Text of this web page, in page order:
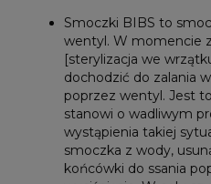
Smoczki BIBS to
wentyl. W momencie
[sterylizacja we
dochodzić do zalania
poprzez wentyl. Jest
stanowi o wadliwym
wystąpienia takiej
smoczka z wody,
końcówki do ssania